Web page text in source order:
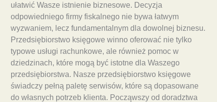
ułatwić Wasze istnienie biznesowe. Decyzja
odpowiedniego firmy fiskalnego nie bywa łatwym
wyzwaniem, lecz fundamentalnym dla dowolnej biznesu.
Przedsiębiorstwo księgowe winno oferować nie tylko
typowe usługi rachunkowe, ale również pomoc w
dziedzinach, które mogą być istotne dla Waszego
przedsiębiorstwa. Nasze przedsiębiorstwo księgowe
świadczy pełną paletę serwisów, które są dopasowane
do własnych potrzeb klienta. Począwszy od doradztwa